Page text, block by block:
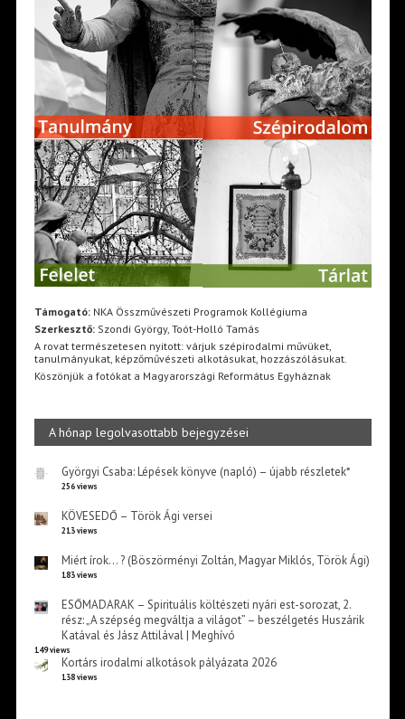
Támogató:NKA Összművészeti Programok Kollégiuma
Szerkesztő:Szondi György, Toót-Holló Tamás
A rovat természetesen nyitott: várjuk szépirodalmi művüket,
tanulmányukat, képzőművészeti alkotásukat, hozzászólásukat.
Köszönjük a fotókat a Magyarországi Református Egyháznak
A hónap legolvasottabb bejegyzései
Györgyi Csaba: Lépések könyve (napló) – újabb részletek*
256 views
KÖVESEDŐ – Török Ági versei
213 views
Miért írok… ? (Böszörményi Zoltán, Magyar Miklós, Török Ági)
183 views
ESŐMADARAK – Spirituális költészeti nyári est-sorozat, 2.
rész: „A szépség megváltja a világot” – beszélgetés Huszárik
Katával és Jász Attilával | Meghívó
149 views
Kortárs irodalmi alkotások pályázata 2026
138 views